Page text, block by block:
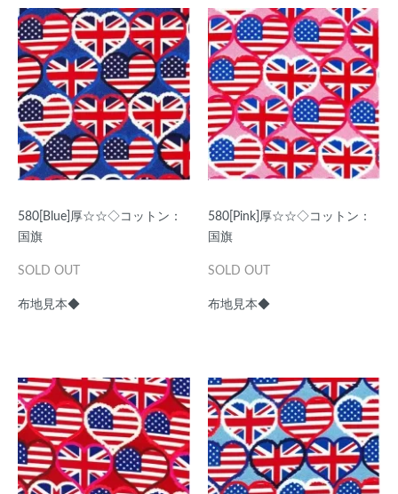
580[Blue]厚☆☆◇コットン：
国旗
SOLD OUT
布地見本◆
580[Pink]厚☆☆◇コットン：
国旗
SOLD OUT
布地見本◆